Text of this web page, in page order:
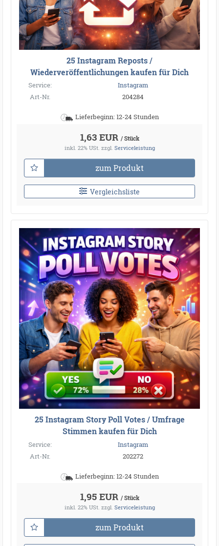
25 Instagram Reposts /
Wiederveröffentlichungen kaufen für Dich
Service:
Instagram
Art-Nr.
204284
Lieferbeginn: 12-24 Stunden
1,63 EUR / Stück
inkl. 22% USt. zzgl. Serviceleistung
zum Produkt
Vergleichsliste
25 Instagram Story Poll Votes / Umfrage
Stimmen kaufen für Dich
Service:
Instagram
Art-Nr.
202272
Lieferbeginn: 12-24 Stunden
1,95 EUR / Stück
inkl. 22% USt. zzgl. Serviceleistung
zum Produkt